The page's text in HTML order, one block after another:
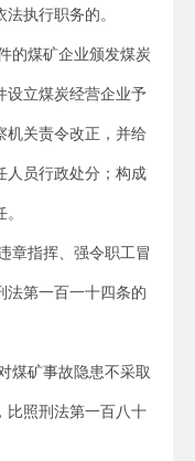
执行职务的。
的煤矿企业颁发煤炭
设立煤炭经营企业予
机关责令改正，并给
人员行政处分；构成
章指挥、强令职工冒
法第一百一十四条的
煤矿事故隐患不采取
比照刑法第一百八十